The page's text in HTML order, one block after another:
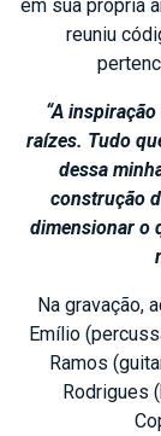
em sua própria
reuniu
“A
raízes. Tudo
dessa
construção
dimensionar o
Na gravação,
Emílio
Ramos
Rodrigues